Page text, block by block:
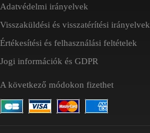
Adatvédelmi irányelvek
Visszaküldési és visszatérítési irányelvek
Értékesítési és felhasználási feltételek
Jogi információk és GDPR
A következő módokon fizethet